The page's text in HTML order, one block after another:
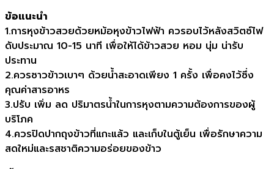
ข้อแนะนำ
1.การหุงข้าวสวยด้วยหม้อหุงข้าวไฟฟ้า ควรอบไว้หลังสวิตซ์ไฟ
ดับประมาณ 10-15 นาที เพื่อให้ได้ข้าวสวย หอม นุ่ม น่ารับ
ประทาน
2.ควรซาวข้าวเบาๆ ด้วยน้ำสะอาดเพียง 1 ครั้ง เพื่อคงไว้ซึ่ง
คุณค่าสารอาหร
3.ปรับ เพิ่ม ลด ปริมาตรน้ำในการหุงตามความต้องการของผู้
บริโภค
4.ควรปิดปากถุงข้าวที่แกะแล้ว และเก็บในตู้เย็น เพื่อรักษาความ
สดใหม่และรสชาติความอร่อยของข้าว